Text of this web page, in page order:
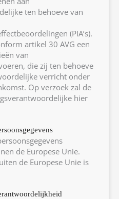
ten behoeve van
(PIA’s).
artikel 30 AVG een
van
die zij ten behoeve
verricht onder
Op verzoek zal de
hier
de Europese Unie.
de Europese Unie is